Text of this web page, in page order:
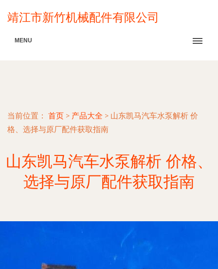
靖江市新竹机械配件有限公司
MENU
当前位置： 首页 > 产品大全 > 山东凯马汽车水泵解析 价
格、选择与原厂配件获取指南
山东凯马汽车水泵解析 价格、
选择与原厂配件获取指南